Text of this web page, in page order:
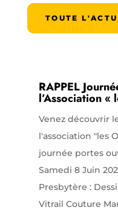
TOUTE
RAPPEL
l’Association «
Venez découvrir
l'association "les
journée portes
Samedi 8 Juin
Presbytère :
Vitrail Couture